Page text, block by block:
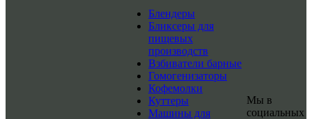
Блендеры
Бликсеры для
пищевых
производств
Взбиватели барные
Гомогенизаторы
Кофемолки
Куттеры
Машины для
Мы в
социальных